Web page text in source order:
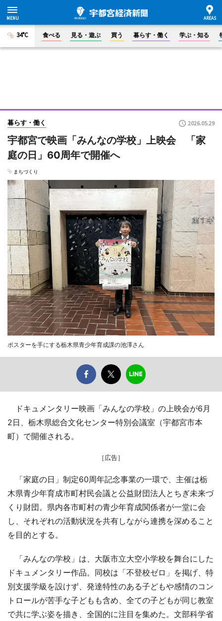
34°C 食べる 見る・遊ぶ 買う 暮らす・働く 学ぶ・知る
暮らす・働く 2026.05.29
宇都宮で映画「みんなの学校」上映会 「家
庭の日」60周年で開催へ
まちづくり
ポスターを手にする栃木県青少年育成課の池澤さん
ドキュメンタリー映画「みんなの学校」の上映会が6月
2日、栃木県総合文化センター特別会議室（宇都宮市本
町）で開催される。
［広告］
「家庭の日」制定60周年記念事業の一環で、主催は栃
木県青少年育成市町村民会議と公益財団法人とちぎ未来づ
くり財団。県内各市町村の青少年育成関係者が一堂に会
し、それぞれの活動状況を共有しながら連携を深めること
を目的とする。
「みんなの学校」は、大阪市立大空小学校を舞台にした
ドキュメンタリー作品。同校は「不登校ゼロ」を掲げ、特
別支援学級を設けず、発達特性のある子どもや感情のコン
トロールが苦手な子どもも含め、全ての子どもが同じ教室
で共に学ぶ姿を描き、全国的に注目を集めた。文部科学省